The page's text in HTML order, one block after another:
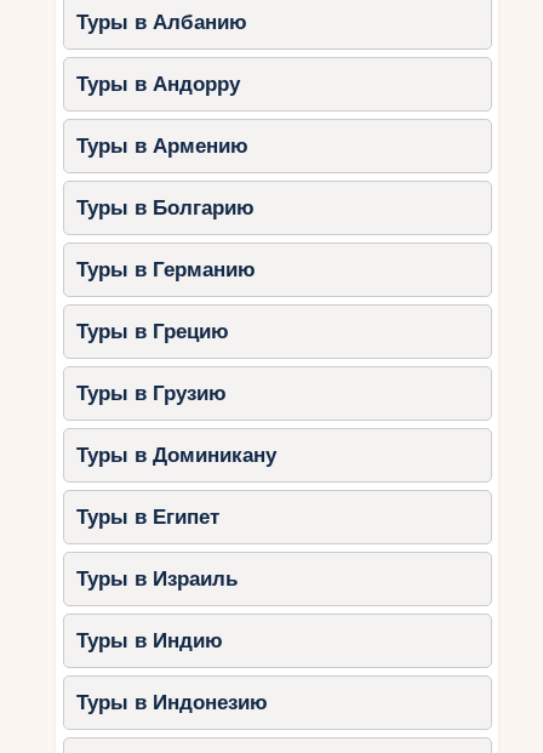
Туры в Албанию
Туры в Андорру
Туры в Армению
Туры в Болгарию
Туры в Германию
Туры в Грецию
Туры в Грузию
Туры в Доминикану
Туры в Египет
Туры в Израиль
Туры в Индию
Туры в Индонезию